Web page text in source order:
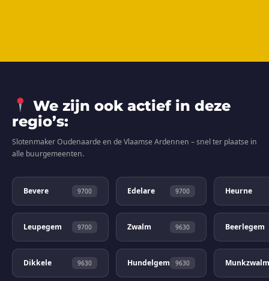
We zijn ook actief in deze
regio’s:
Slotenmaker Oudenaarde en de Vlaamse Ardennen – snel ter plaatse in
alle buurgemeenten.
Bevere 9700 Edelare 9700 Heurne
Leupegem 9700 Zwalm 9630 Beerlegem
Dikkele 9630 Hundelgem 9630 Munkzwalm